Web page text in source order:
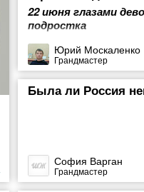
22 июня глазами
подростка
Юрий Москаленко
Грандмастер
Была ли Россия
София Варган
Грандмастер